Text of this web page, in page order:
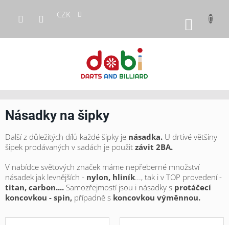
obsah
CZK
KOŠÍK
Násadky na šipky
Další z důležitých dílů každé šipky je násadka. U drtivé většiny
šipek prodávaných v sadách je použit závit 2BA.
V nabídce světových značek máme nepřeberné množství
násadek jak levnějších - nylon, hliník..., tak i v TOP provedení -
titan, carbon.... Samozřejmostí jsou i násadky s protáčecí
koncovkou - spin, případně s koncovkou výměnnou.